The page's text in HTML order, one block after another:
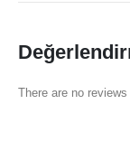
There are no